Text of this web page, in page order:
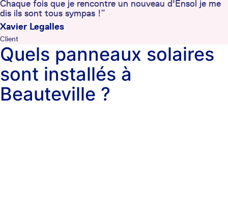
Chaque fois que je rencontre un nouveau d'Ensol je me
dis ils sont tous sympas !”
Xavier Legalles
Client
Quels panneaux solaires
sont installés à
Beauteville ?